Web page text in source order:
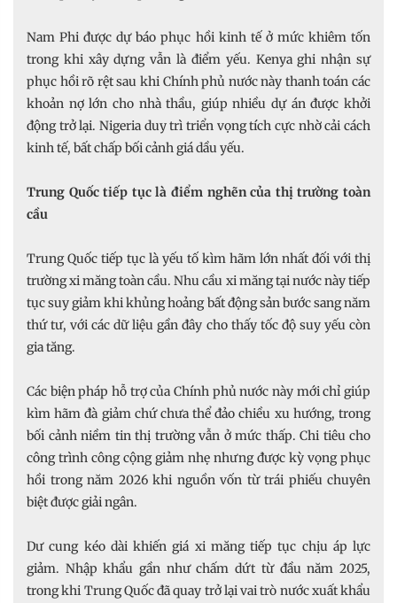
Nam Phi được dự báo phục hồi kinh tế ở mức khiêm tốn
trong khi xây dựng vẫn là điểm yếu. Kenya ghi nhận sự
phục hồi rõ rệt sau khi Chính phủ nước này thanh toán các
khoản nợ lớn cho nhà thầu, giúp nhiều dự án được khởi
động trở lại. Nigeria duy trì triển vọng tích cực nhờ cải cách
kinh tế, bất chấp bối cảnh giá dầu yếu.
Trung Quốc tiếp tục là điểm nghẽn của thị trường toàn
cầu
Trung Quốc tiếp tục là yếu tố kìm hãm lớn nhất đối với thị
trường xi măng toàn cầu. Nhu cầu xi măng tại nước này tiếp
tục suy giảm khi khủng hoảng bất động sản bước sang năm
thứ tư, với các dữ liệu gần đây cho thấy tốc độ suy yếu còn
gia tăng.
Các biện pháp hỗ trợ của Chính phủ nước này mới chỉ giúp
kìm hãm đà giảm chứ chưa thể đảo chiều xu hướng, trong
bối cảnh niềm tin thị trường vẫn ở mức thấp. Chi tiêu cho
công trình công cộng giảm nhẹ nhưng được kỳ vọng phục
hồi trong năm 2026 khi nguồn vốn từ trái phiếu chuyên
biệt được giải ngân.
Dư cung kéo dài khiến giá xi măng tiếp tục chịu áp lực
giảm. Nhập khẩu gần như chấm dứt từ đầu năm 2025,
trong khi Trung Quốc đã quay trở lại vai trò nước xuất khẩu